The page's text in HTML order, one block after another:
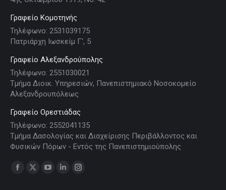
Γραφείο Κομοτηνής
Τηλέφωνο: 2531039175
Πατριάρχη Ιωσκείμ Γ', 5
Γραφείο Αλεξανδρούπολης
Τηλέφωνο: 2551030021
Τμήμα Διοικ. Υπηρεσιών, Πανεπιστημιακό Νοσοκομείο
Αλεξανδρουπόλεως
Γραφείο Ορεστιάδας
Τηλέφωνο: 2552041135
Τμήμα Δασολογίας και Διαχείρισης Περιβάλλοντος και
Φυσικών Πόρων - Εντός της Πανεπιστημιούπολης
Find us on:
Facebook
X
YouTubeLinkedinInstagram